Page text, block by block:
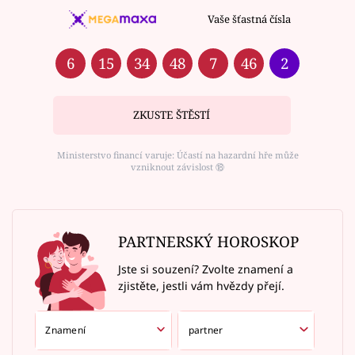
Vaše šťastná čísla
6 15 34 48 7 46 2
ZKUSTE ŠTĚSTÍ
Ministerstvo financí varuje: Účastí na hazardní hře může
vzniknout závislost ⑱
PARTNERSKÝ HOROSKOP
Jste si souzení? Zvolte znamení a
zjistěte, jestli vám hvězdy přejí.